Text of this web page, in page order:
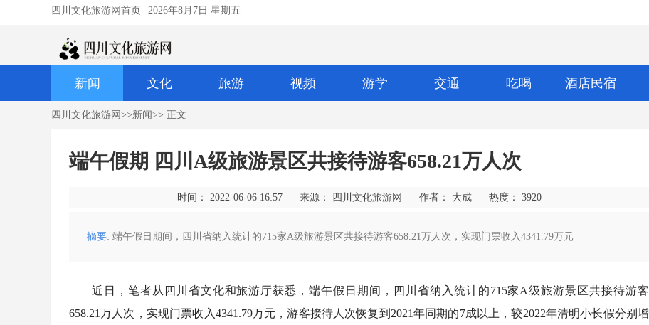
四川文化旅游网首页 2026年8月7日 星期五
新闻 文化 旅游 视频 游学 交通 吃喝 酒店民宿
四川文化旅游网 >>新闻>> 正文
端午假期 四川A级旅游景区共接待游客658.21万人次
时间： 2022-06-06 16:57 来源： 四川文化旅游网 作者： 大成 热度： 3920
摘要: 端午假日期间，四川省纳入统计的715家A级旅游景区共接待游客658.21万人次，实现门票收入4341.79万元
近日，笔者从四川省文化和旅游厅获悉，端午假日期间，四川省纳入统计的715家A级旅游景区共接待游客
658.21万人次，实现门票收入4341.79万元，游客接待人次恢复到2021年同期的7成以上，较2022年清明小长假分别增